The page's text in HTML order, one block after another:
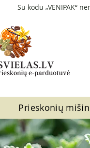
Su kodu „VENIPAK“
Prieskonių